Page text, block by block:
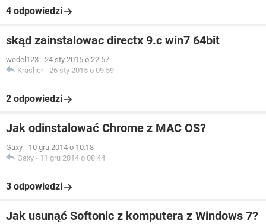
4 odpowiedzi
skąd zainstalowac directx 9.c win7 64bit
wedel123 - 24 sty 2015 o 22:57
Krasher - 26 sty 2015 o 09:59
2 odpowiedzi
Jak odinstalować Chrome z MAC OS?
Gaxy - 10 gru 2014 o 10:18
Gaxy - 11 gru 2014 o 08:44
3 odpowiedzi
Jak usunąć Softonic z komputera z Windows 7?